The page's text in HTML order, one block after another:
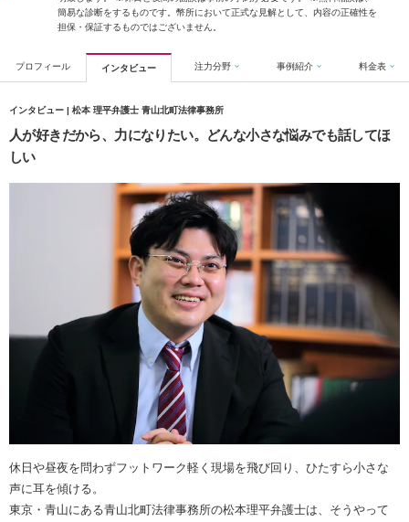
簡易な診断をするものです。幣所において正式な見解として、内容の正確性を
担保・保証するものではございません。
プロフィール インタビュー 注力分野 事例紹介 料金表
インタビュー | 松本 理平弁護士 青山北町法律事務所
人が好きだから、力になりたい。どんな小さな悩みでも話してほ
しい
休日や昼夜を問わずフットワーク軽く現場を飛び回り、ひたすら小さな
声に耳を傾ける。
東京・青山にある青山北町法律事務所の松本理平弁護士は、そうやって